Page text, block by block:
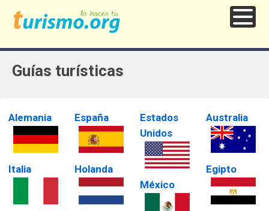
Guías turísticas
Alemania
Italia
España
Holanda
Estados
Unidos
México
Australia
Egipto